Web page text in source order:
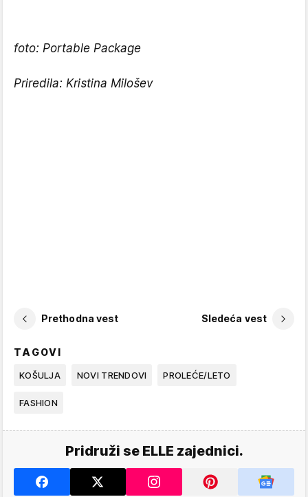
foto: Portable Package
Priredila: Kristina Milošev
Prethodna vest Sledeća vest
TAGOVI
KOŠULJA NOVI TRENDOVI PROLEĆE/LETO
FASHION
Pridruži se ELLE zajednici.